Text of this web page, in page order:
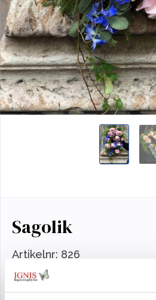
Sagolik
Artikelnr: 826
Sagolik – blommor i